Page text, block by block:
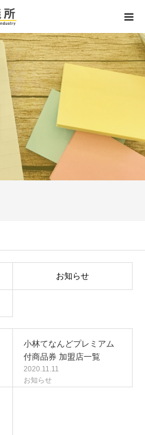
お知らせ
小林てなんどプレミアム
付商品券 加盟店一覧
2020.11.11
お知らせ